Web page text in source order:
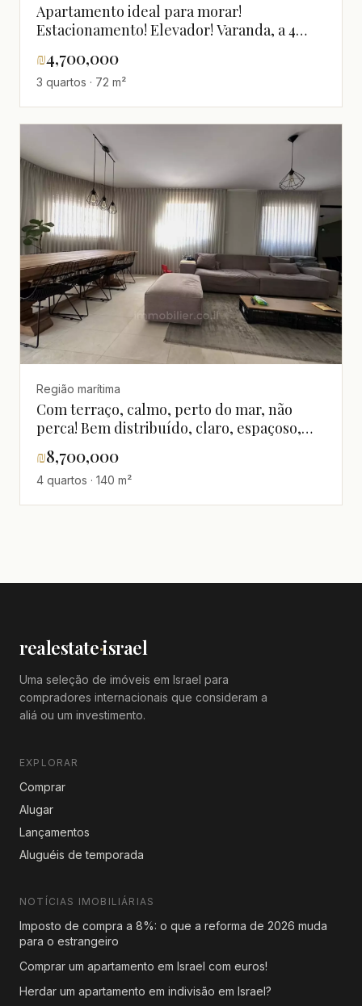
Apartamento ideal para morar!
Estacionamento! Elevador! Varanda, a 4
₪4,700,000
3 quartos · 72 m²
Região marítima
Com terraço, calmo, perto do mar, não
perca! Bem distribuído, claro, espaçoso,
magnífico, renovado
₪8,700,000
4 quartos · 140 m²
realestate·israel
Uma seleção de imóveis em Israel para
compradores internacionais que consideram a
aliá ou um investimento.
EXPLORAR
Comprar
Alugar
Lançamentos
Aluguéis de temporada
NOTÍCIAS IMOBILIÁRIAS
Imposto de compra a 8%: o que a reforma de 2026 muda
para o estrangeiro
Comprar um apartamento em Israel com euros!
Herdar um apartamento em indivisão em Israel?